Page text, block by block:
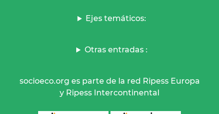
Ejes temáticos:
Otras entradas :
socioeco.org es parte de la red Ripess Europa
y Ripess Intercontinental